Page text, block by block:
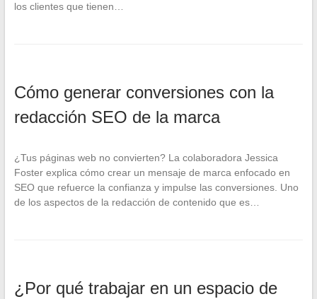
los clientes que tienen…
Cómo generar conversiones con la
redacción SEO de la marca
¿Tus páginas web no convierten? La colaboradora Jessica
Foster explica cómo crear un mensaje de marca enfocado en
SEO que refuerce la confianza y impulse las conversiones. Uno
de los aspectos de la redacción de contenido que es…
¿Por qué trabajar en un espacio de